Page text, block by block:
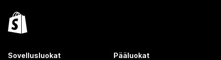
Sovellusluokat Pääluokat